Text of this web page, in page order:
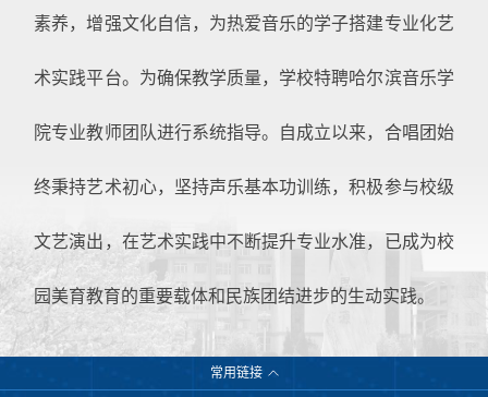
素养，增强文化自信，为热爱音乐的学子搭建专业化艺
术实践平台。为确保教学质量，学校特聘哈尔滨音乐学
院专业教师团队进行系统指导。自成立以来，合唱团始
终秉持艺术初心，坚持声乐基本功训练，积极参与校级
文艺演出，在艺术实践中不断提升专业水准，已成为校
园美育教育的重要载体和民族团结进步的生动实践。
常用链接